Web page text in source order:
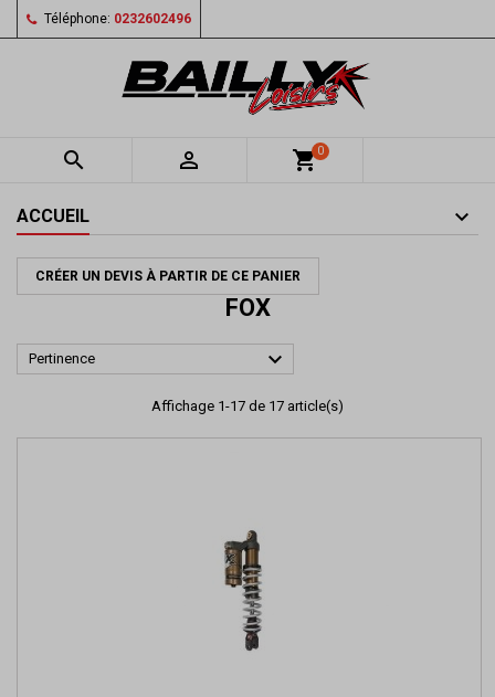
Téléphone: 0232602496
  shopping_cart0
ACCUEIL
CRÉER UN DEVIS À PARTIR DE CE PANIER
FOX
Pertinence 
Affichage 1-17 de 17 article(s)